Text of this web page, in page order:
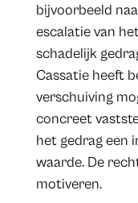
bijvoorbeeld
escalatie van
schadelijk
Cassatie heeft
verschuiving
concreet
het gedrag een
waarde. De
motiveren.